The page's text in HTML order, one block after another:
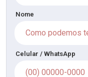
Nome
Celular / WhatsApp